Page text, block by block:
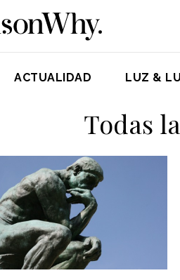
ACTUALIDAD LUZ &
Todas